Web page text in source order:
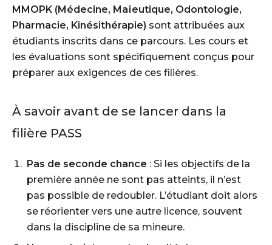
MMOPK (Médecine, Maïeutique, Odontologie,
Pharmacie, Kinésithérapie) sont attribuées aux
étudiants inscrits dans ce parcours. Les cours et
les évaluations sont spécifiquement conçus pour
préparer aux exigences de ces filières.
À savoir avant de se lancer dans la
filière PASS
Pas de seconde chance : Si les objectifs de la
première année ne sont pas atteints, il n’est
pas possible de redoubler. L’étudiant doit alors
se réorienter vers une autre licence, souvent
dans la discipline de sa mineure.